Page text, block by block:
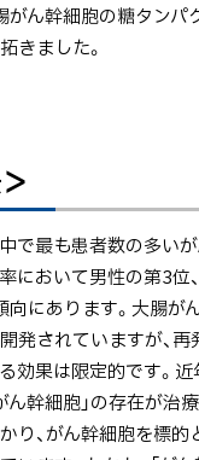
がん幹細胞の糖タン
きました。
で最も患者数の多いが
において男性の第3位
向にあります。大腸が
発されていますが、再
効果は限定的です。近
ん幹細胞」の存在が治
り、がん幹細胞を標